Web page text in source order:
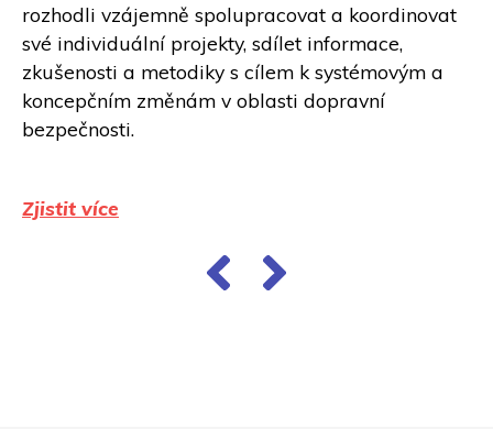
rozhodli vzájemně spolupracovat a koordinovat
své individuální projekty, sdílet informace,
zkušenosti a metodiky s cílem k systémovým a
koncepčním změnám v oblasti dopravní
bezpečnosti.
Zjistit více